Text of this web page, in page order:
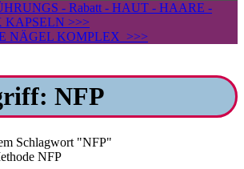
- Rabatt - HAUT - HAARE -
KAPSELN >>>
NÄGEL KOMPLEX >>>
NFP
Schlagwort "NFP"